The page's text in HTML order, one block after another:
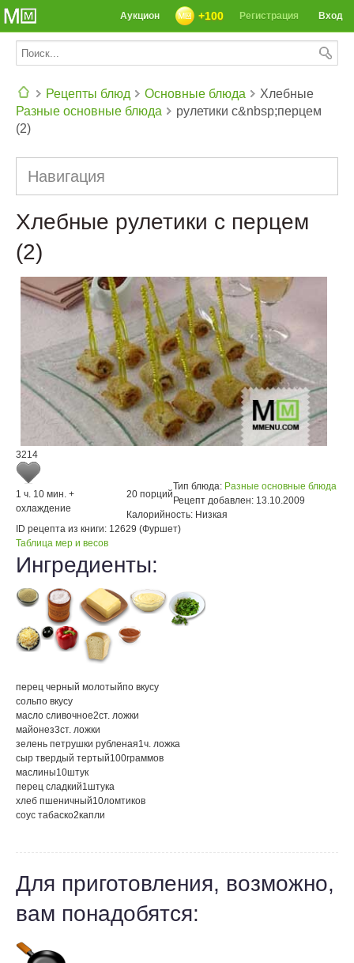
Вход
Регистрация
+100
Аукцион
Рецепты блюд
Основные блюда
Разные основные блюда
Хлебные
рулетики с&nbsp;перцем
(2)
Навигация
Хлебные рулетики с перцем
(2)
3214
1 ч. 10 мин. +
охлаждение
20 порций
Тип блюда: Разные основные блюда
Рецепт добавлен: 13.10.2009
Калорийность: Низкая
ID рецепта из книги: 12629 (Фуршет)
Таблица мер и весов
Ингредиенты:
перец черный молотыйпо вкусу
сольпо вкусу
масло сливочное2ст. ложки
майонез3ст. ложки
зелень петрушки рубленая1ч. ложка
сыр твердый тертый100граммов
маслины10штук
перец сладкий1штука
хлеб пшеничный10ломтиков
соус табаско2капли
Для приготовления, возможно,
вам понадобятся: